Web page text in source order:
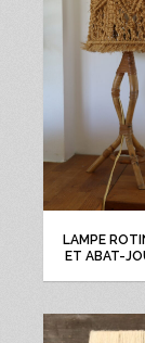
LAMPE
ET ABAT-